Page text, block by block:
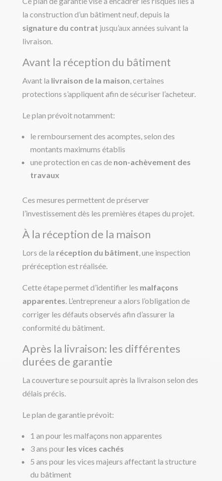
la construction d’un bâtiment neuf, depuis la
signature du contrat jusqu’aux années suivant la
livraison.
Avant la réception du bâtiment
Avant la livraison de la maison, certaines
protections s’appliquent afin de sécuriser l’acheteur.
Le plan prévoit notamment:
le remboursement des acomptes, selon des
montants maximums établis
une protection en cas de non-achèvement des
travaux
Ces mesures permettent de préserver
l’investissement dès les premières étapes du projet.
À la réception de la maison
Lors de la réception du bâtiment, une inspection
préréception est réalisée.
Cette étape permet d’identifier les malfaçons
apparentes. L’entrepreneur a alors l’obligation de
corriger les défauts observés afin d’assurer la
conformité du bâtiment.
Après la livraison: les différentes
durées de garantie
La couverture se poursuit après la livraison selon des
délais précis.
Le plan de garantie prévoit:
1 an pour les malfaçons non apparentes
3 ans pourles vices cachés
5 ans pour les vices majeurs affectant la structure
du bâtiment